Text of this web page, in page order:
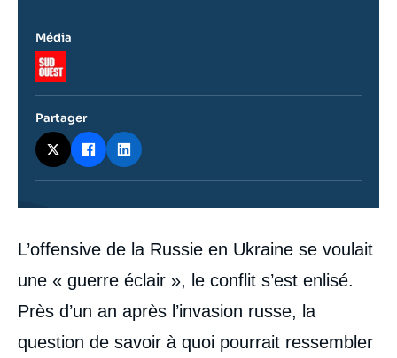
Contenu
intervention
médiatique
L’offensive de la Russie en Ukraine se voulait
une « guerre éclair », le conflit s’est enlisé.
Près d’un an après l’invasion russe, la
question de savoir à quoi pourrait ressembler
Média
Logo
Partager